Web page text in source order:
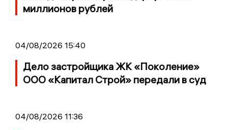
миллионов рублей
04/08/2026 15:40
Дело застройщика ЖК «Поколение»
ООО «Капитал Строй» передали в суд
04/08/2026 11:36